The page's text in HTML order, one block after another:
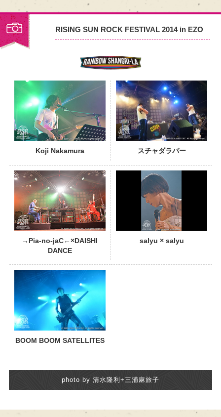
RISING SUN ROCK FESTIVAL 2014 in EZO
Koji Nakamura スチャダラパー
PHOTO
→Pia-no-jaC←×DAISHI
DANCE
salyu × salyu
PHOTO
BOOM BOOM SATELLITES
photo by 清水隆利+三浦麻旅子